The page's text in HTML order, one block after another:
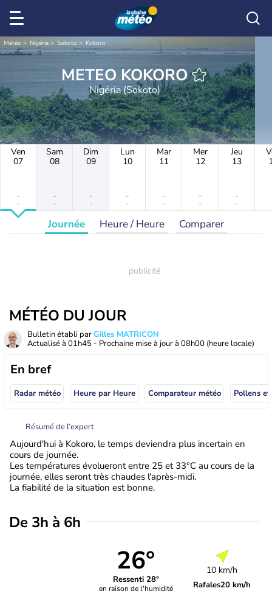
Météo Nigéria Sokoto Kokoro
METEO KOKORO
Nigéria (Sokoto)
Ven
07
-
-
Sam
08
-
-
Dim
09
-
-
Lun
10
-
-
Mar
11
-
-
Mer
12
-
-
Jeu
13
-
-
Journée Heure / Heure Comparer
MÉTÉO DU JOUR
Bulletin établi parGilles MATRICON
Actualisé à 01h45 - Prochaine mise à jour à 08h00 (heure locale)
En bref
Radar météo Heure par Heure Comparateur météo Pollens
Résumé de l’expert
Aujourd'hui à Kokoro, le temps deviendra plus incertain en
cours de journée.
Les températures évolueront entre 25 et 33°C au cours de la
journée, elles seront très chaudes l'après-midi.
La fiabilité de la situation est bonne.
De 3h à 6h
26°
Ressenti 28°
en raison de l'humidité
10 km/h
Rafales20 km/h